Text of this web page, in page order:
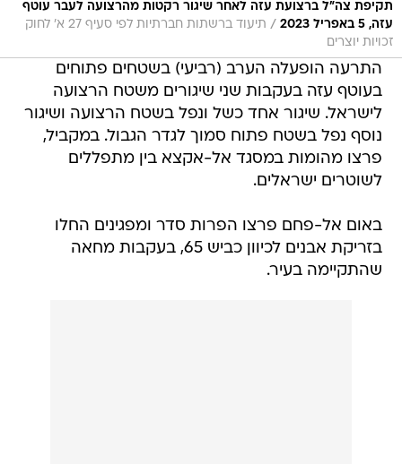
תקיפת צה"ל ברצועת עזה לאחר שיגור רקטות מהרצועה לעבר עוטף
עזה, 5 באפריל 2023
/
תיעוד ברשתות חברתיות לפי סעיף 27 א' לחוק
זכויות יוצרים
התרעה הופעלה הערב (רביעי) בשטחים פתוחים
בעוטף עזה בעקבות שני שיגורים משטח הרצועה
לישראל. שיגור אחד כשל ונפל בשטח הרצועה ושיגור
נוסף נפל בשטח פתוח סמוך לגדר הגבול. במקביל,
פרצו מהומות במסגד אל-אקצא בין מתפללים
לשוטרים ישראלים.
באום אל-פחם פרצו הפרות סדר ומפגינים החלו
בזריקת אבנים לכיוון כביש 65, בעקבות מחאה
שהתקיימה בעיר.